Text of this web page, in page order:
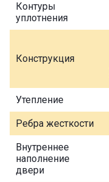
Контуры
уплотнения
Конструкция
Утепление
Ребра жесткости
Внутреннее
наполнение
двери